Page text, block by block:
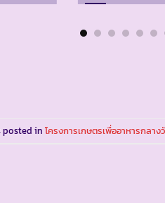
posted in โครงการเกษตรเพื่ออาหารกลาง